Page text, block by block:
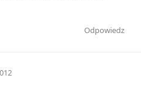
Odpowiedz